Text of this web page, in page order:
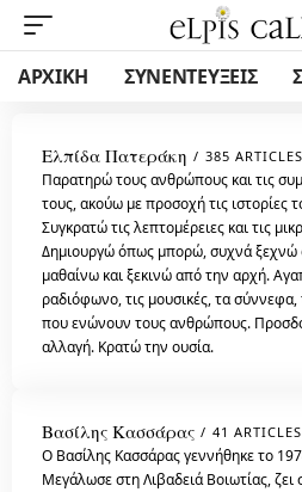
ΑΡΧΙΚΗ ΣΥΝΕΝΤΕΥΞΕΙΣ
Ελπίδα Πατεράκη 385 ARTICLES
Παρατηρώ τους ανθρώπους και τις
τους, ακούω με προσοχή τις ιστορίες
Συγκρατώ τις λεπτομέρειες και τις
Δημιουργώ όπως μπορώ, συχνά ξεχνώ
μαθαίνω και ξεκινώ από την αρχή.
ραδιόφωνο, τις μουσικές, τα σύννεφα,
που ενώνουν τους ανθρώπους.
αλλαγή. Κρατώ την ουσία.
Βασίλης Κασσάρας 41 ARTICLES
Ο Βασίλης Κασσάρας γεννήθηκε το
Μεγάλωσε στη Λιβαδειά Βοιωτίας,